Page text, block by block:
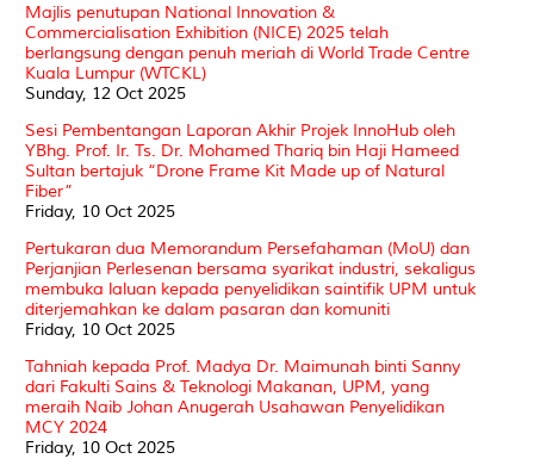
Majlis penutupan National Innovation &
Commercialisation Exhibition (NICE) 2025 telah
berlangsung dengan penuh meriah di World Trade Centre
Kuala Lumpur (WTCKL)
Sunday, 12 Oct 2025
Sesi Pembentangan Laporan Akhir Projek InnoHub oleh
YBhg. Prof. Ir. Ts. Dr. Mohamed Thariq bin Haji Hameed
Sultan bertajuk “Drone Frame Kit Made up of Natural
Fiber”
Friday, 10 Oct 2025
Pertukaran dua Memorandum Persefahaman (MoU) dan
Perjanjian Perlesenan bersama syarikat industri, sekaligus
membuka laluan kepada penyelidikan saintifik UPM untuk
diterjemahkan ke dalam pasaran dan komuniti
Friday, 10 Oct 2025
Tahniah kepada Prof. Madya Dr. Maimunah binti Sanny
dari Fakulti Sains & Teknologi Makanan, UPM, yang
meraih Naib Johan Anugerah Usahawan Penyelidikan
MCY 2024
Friday, 10 Oct 2025